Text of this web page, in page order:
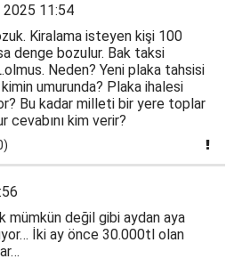
11:54
Kiralama isteyen kişi 100
denge bozulur. Bak taksi
Neden? Yeni plaka tahsisi
umurunda? Plaka ihalesi
Bu kadar milleti bir yere toplar
cevabını kim verir?
mümkün değil gibi aydan aya
İki ay önce 30.000tl olan